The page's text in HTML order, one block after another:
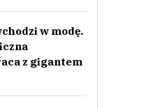
w modę.
z gigantem